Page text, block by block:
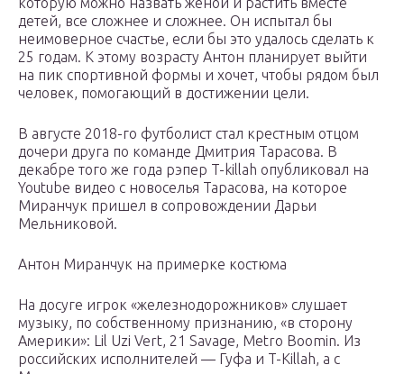
детей, все сложнее и сложнее. Он испытал бы
неимоверное счастье, если бы это удалось сделать к
25 годам. К этому возрасту Антон планирует выйти
на пик спортивной формы и хочет, чтобы рядом был
человек, помогающий в достижении цели.
В августе 2018-го футболист стал крестным отцом
дочери друга по команде Дмитрия Тарасова. В
декабре того же года рэпер T-killah опубликовал на
Youtube видео с новоселья Тарасова, на которое
Миранчук пришел в сопровождении Дарьи
Мельниковой.
Антон Миранчук на примерке костюма
На досуге игрок «железнодорожников» слушает
музыку, по собственному признанию, «в сторону
Америки»: Lil Uzi Vert, 21 Savage, Metro Boomin. Из
российских исполнителей — Гуфа и T-Killah, а с